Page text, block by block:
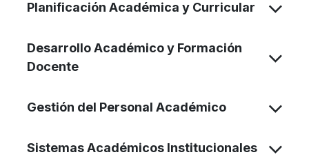
Planificación Académica y Curricular
Desarrollo Académico y Formación
Docente
Gestión del Personal Académico
Sistemas Académicos Institucionales